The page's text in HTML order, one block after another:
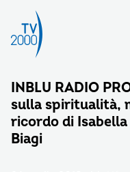
INBLU RADIO
sulla spiritualità,
ricordo di Isabella
Biagi